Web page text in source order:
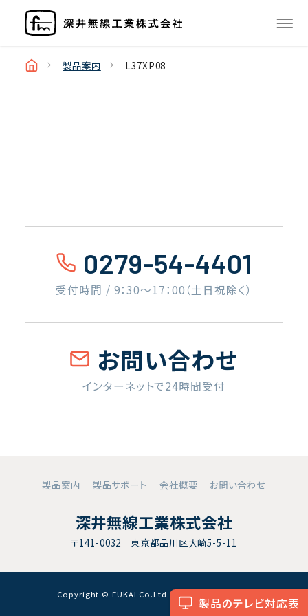
製品のテレビ対応表
製品案内 L37XP08
0279-54-4401
受付時間 / 9：30〜17：00（土日祝除く）
お問い合わせ
インターネットで24時間受付
製品案内 製品サポート 会社概要 お問い合わせ
深井無線工業株式会社
〒141-0032 東京都品川区大崎5-5-11
Copyright © FUKAI Co.Ltd. All RightsReserved.